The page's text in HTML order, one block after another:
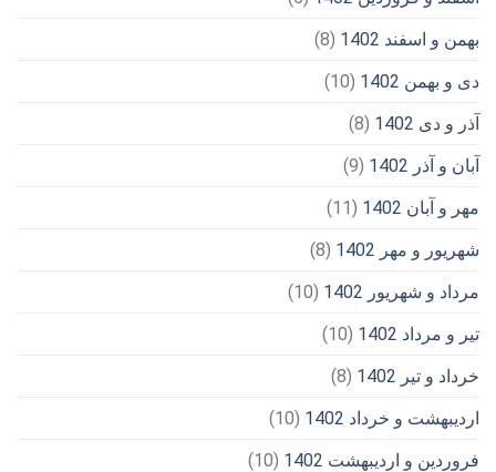
بهمن و اسفند 1402
(8)
دی و بهمن 1402
(10)
آذر و دی 1402
(8)
آبان و آذر 1402
(9)
مهر و آبان 1402
(11)
شهریور و مهر 1402
(8)
مرداد و شهریور 1402
(10)
تیر و مرداد 1402
(10)
خرداد و تیر 1402
(8)
اردیبهشت و خرداد 1402
(10)
فروردین و اردیبهشت 1402
(10)